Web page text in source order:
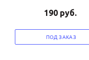
190руб.
ПОД ЗАКАЗ